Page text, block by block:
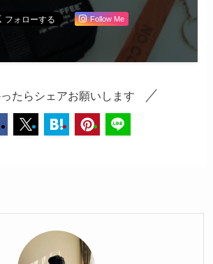
Follow Me
たらシェアお願いします